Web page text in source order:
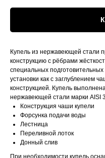
Купель из нержавеющей стали
конструкцию с рёбрами
специальных
установки как с заглублением
конструкцией. Купель
нержавеющей стали марки AISI
Конструкция чаши купели
Форсунка подачи воды
Лестница
Переливной лоток
Донный слив